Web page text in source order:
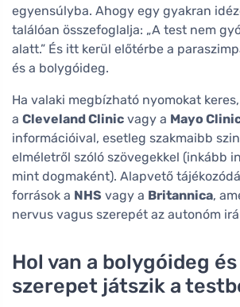
egyensúlyba. Ahogy egy gyakran
találóan összefoglalja: „A test nem
alatt.” És itt kerül előtérbe a
és a bolygóideg.
Ha valaki megbízható nyomokat
a Cleveland Clinic vagy a Mayo
információival, esetleg szakmaibb
elméletről szóló szövegekkel (inkább
mint dogmaként). Alapvető
források a NHS vagy a Britannica,
nervus vagus szerepét az autonóm
Hol van a bolygóideg
szerepet játszik a